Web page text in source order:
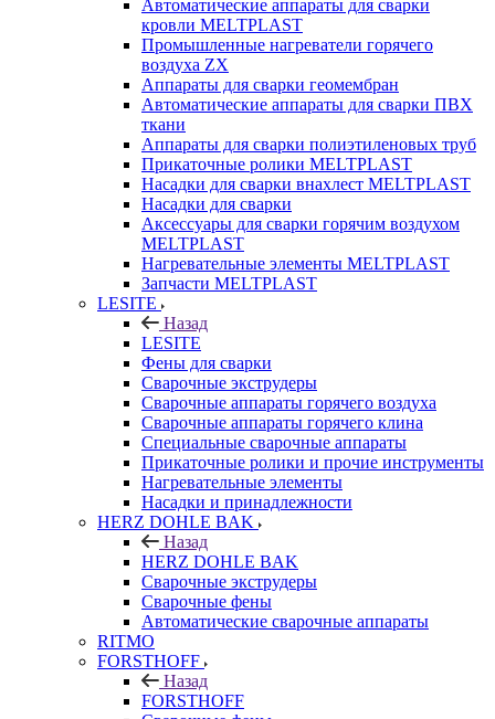
Автоматические аппараты для сварки
кровли MELTPLAST
Промышленные нагреватели горячего
воздуха ZX
Аппараты для сварки геомембран
Автоматические аппараты для сварки ПВХ
ткани
Аппараты для сварки полиэтиленовых труб
Прикаточные ролики MELTPLAST
Насадки для сварки внахлест MELTPLAST
Насадки для сварки
Аксессуары для сварки горячим воздухом
MELTPLAST
Нагревательные элементы MELTPLAST
Запчасти MELTPLAST
LESITE
Назад
LESITE
Фены для сварки
Сварочные экструдеры
Сварочные аппараты горячего воздуха
Сварочные аппараты горячего клина
Специальные сварочные аппараты
Прикаточные ролики и прочие инструменты
Нагревательные элементы
Насадки и принадлежности
HERZ DOHLE BAK
Назад
HERZ DOHLE BAK
Сварочные экструдеры
Сварочные фены
Автоматические сварочные аппараты
RITMO
FORSTHOFF
Назад
FORSTHOFF